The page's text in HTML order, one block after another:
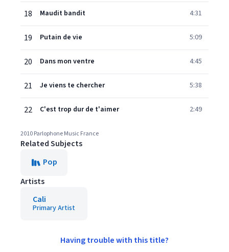
18 Maudit bandit 4:31
19 Putain de vie 5:09
20 Dans mon ventre 4:45
21 Je viens te chercher 5:38
22 C'est trop dur de t'aimer 2:49
2010 Parlophone Music France
Related Subjects
Pop
Artists
Cali
Primary Artist
Having trouble with this title?